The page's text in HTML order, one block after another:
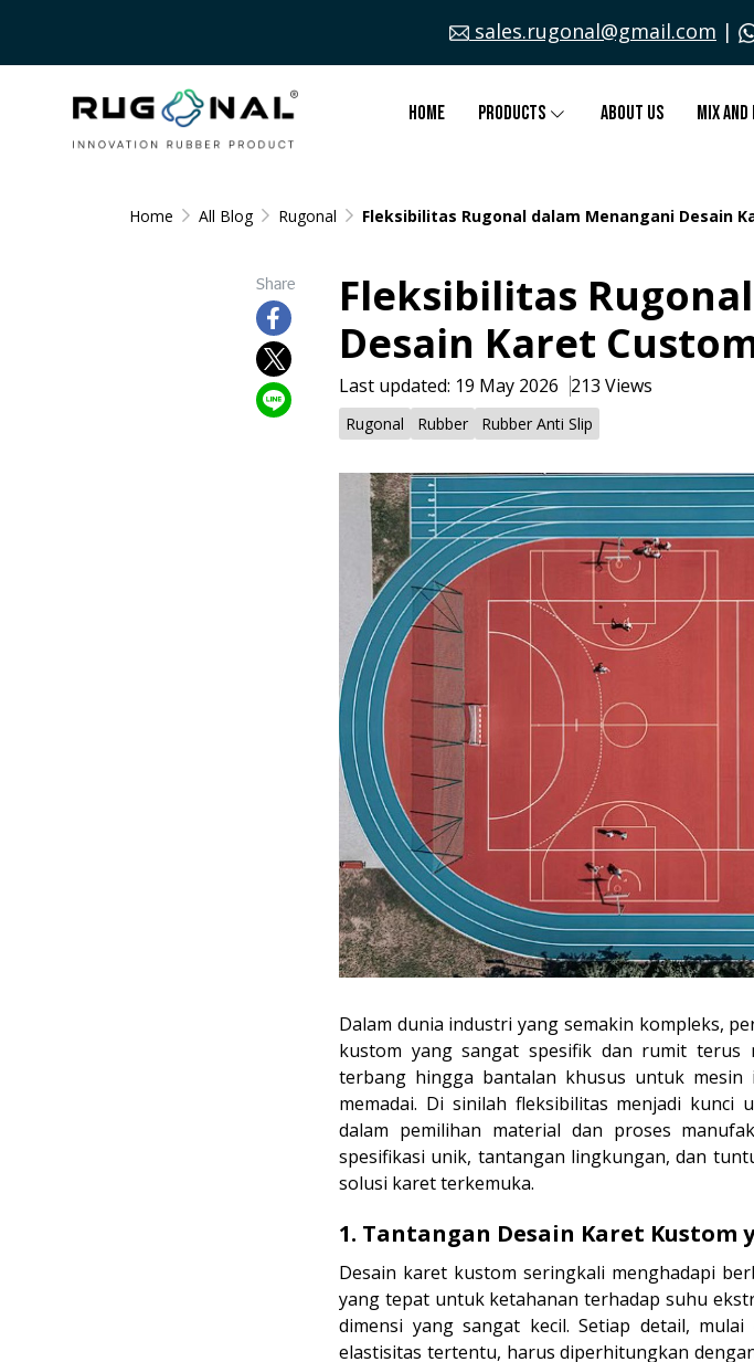
sales.rugonal@gmail.com |
Home Products About Us Mix
Home All Blog Rugonal Fleksibilitas Rugonal dalam Menangani Desain
Share
Fleksibilitas
Desain Karet
Last updated: 19 May 2026 213 Views
Rugonal Rubber Rubber Anti Slip
Dalam dunia industri yang semakin kompleks,
kustom yang sangat spesifik dan rumit terus
terbang hingga bantalan khusus untuk
memadai. Di sinilah fleksibilitas menjadi kunci
dalam pemilihan material dan proses
spesifikasi unik, tantangan lingkungan, dan
solusi karet terkemuka.
1. Tantangan Desain Karet Kustom
Desain karet kustom seringkali menghadapi
yang tepat untuk ketahanan terhadap suhu
dimensi yang sangat kecil. Setiap detail,
elastisitas tertentu, harus diperhitungkan